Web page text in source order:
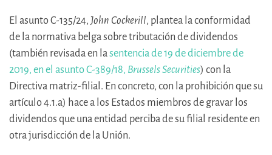
El asunto C-135/24, John Cockerill, plantea la conformidad
de la normativa belga sobre tributación de dividendos
(también revisada en lasentencia de 19 de diciembre de
2019, en el asunto C-389/18, Brussels Securities) con la
Directiva matriz-filial. En concreto, con la prohibición que su
artículo 4.1.a) hace a los Estados miembros de gravar los
dividendos que una entidad perciba de su filial residente en
otra jurisdicción de la Unión.